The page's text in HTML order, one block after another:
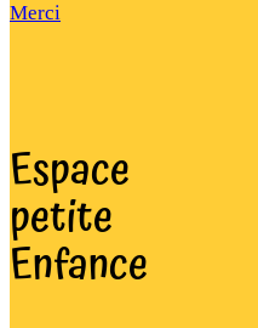
Merci
Espace
petite
Enfance